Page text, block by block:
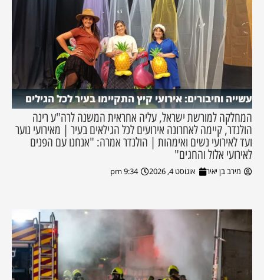
עשייה וחיבורים: אירועי קיץ התקיימו בעיר לכל הגילים
המחלקה למורשת ישראל, עליה אחראית המשנה לרה"ע רינה
הולנדר, קיימה לאחרונה אירועים לכל הגילאים בעיר | מאירועי נוער
ועד לאירועי נשים ואימהות | הולנדר אמרה: "אנחנו עם הפנים
לאירועי אלול והחגים"
מירב בן יאיר אוגוסט 4, 2026 9:34 pm